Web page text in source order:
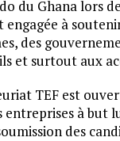
du Ghana lors
à
des
et surtout aux
TEF est
entreprises à but
des